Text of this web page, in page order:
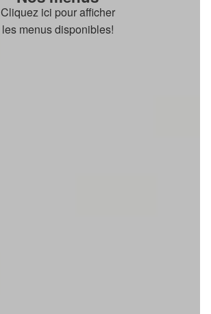
Cliquez ici pour afficher
les menus disponibles!